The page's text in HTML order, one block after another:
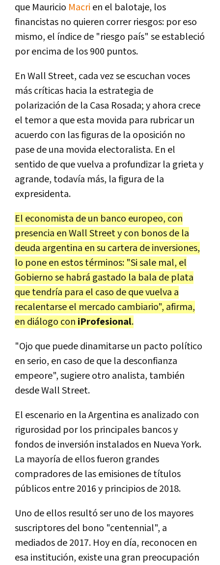
que Mauricio Macri en el balotaje, los
financistas no quieren correr riesgos: por eso
mismo, el índice de "riesgo país" se estableció
por encima de los 900 puntos.
En Wall Street, cada vez se escuchan voces
más críticas hacia la estrategia de
polarización de la Casa Rosada; y ahora crece
el temor a que esta movida para rubricar un
acuerdo con las figuras de la oposición no
pase de una movida electoralista. En el
sentido de que vuelva a profundizar la grieta y
agrande, todavía más, la figura de la
expresidenta.
El economista de un banco europeo, con
presencia en Wall Street y con bonos de la
deuda argentina en su cartera de inversiones,
lo pone en estos términos: "Si sale mal, el
Gobierno se habrá gastado la bala de plata
que tendría para el caso de que vuelva a
recalentarse el mercado cambiario", afirma,
en diálogo con iProfesional.
"Ojo que puede dinamitarse un pacto político
en serio, en caso de que la desconfianza
empeore", sugiere otro analista, también
desde Wall Street.
El escenario en la Argentina es analizado con
rigurosidad por los principales bancos y
fondos de inversión instalados en Nueva York.
La mayoría de ellos fueron grandes
compradores de las emisiones de títulos
públicos entre 2016 y principios de 2018.
Uno de ellos resultó ser uno de los mayores
suscriptores del bono "centennial", a
mediados de 2017. Hoy en día, reconocen en
esa institución, existe una gran preocupación